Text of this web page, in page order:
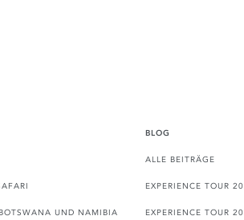
UND NAMIBIA
BLOG
ALLE BEITRÄGE
EXPERIENCE TOUR
EXPERIENCE TOUR